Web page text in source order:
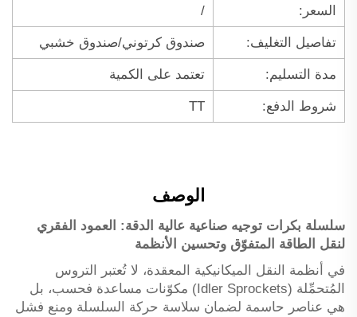
السعر: /
تفاصيل التغليف: صندوق كرتوني/صندوق خشبي
مدة التسليم: تعتمد على الكمية
شروط الدفع: TT
الوصف
سلسلة بكرات توجيه صناعية عالية الدقة: العمود الفقري
لنقل الطاقة المتفوّق وتحسين الأنظمة
في أنظمة النقل الميكانيكية المعقدة، لا تُعتبر التروس
المُتحمِّلة (Idler Sprockets) مكوّنات مساعدة فحسب، بل
هي عناصر حاسمة لضمان سلاسة حركة السلسلة ومنع فشل